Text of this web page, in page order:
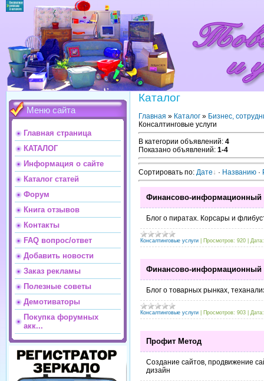
Меню сайта
Главная страница
КАТАЛОГ
Информация о сайте
Каталог статей
Форум
Книга отзывов
Контакты
FAQ вопрос/ответ
Добавить новости
Заказ рекламы
Полезные советы
Демотиваторы
Покупка форумных
акк...
Каталог
Главная » Каталог » Бизнес,
Консалтинговые услуги
В категории объявлений: 4
Показано объявлений: 1-4
Сортировать по: Дате · Названию ·
Финансово-информационный
Блог о пиратах. Корсары и
Консалтинговые услуги Просмотров: 920 Дата:
Финансово-информационный
Блог о товарных рынках,
Консалтинговые услуги Просмотров: 903 Дата:
Профит Метод
Создание сайтов, продвижение
дизайн